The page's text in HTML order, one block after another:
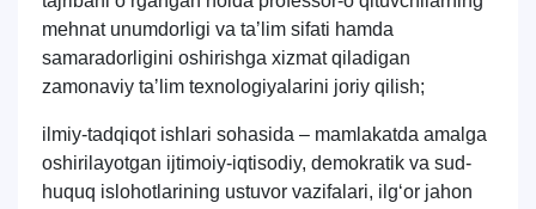
mehnat unumdorligi va taʼlim sifati hamda
samaradorligini oshirishga xizmat qiladigan
zamonaviy taʼlim texnologiyalarini joriy qilish;
ilmiy-tadqiqot ishlari sohasida – mamlakatda amalga
oshirilayotgan ijtimoiy-iqtisodiy, demokratik va sud-
huquq islohotlarining ustuvor vazifalari, ilg‘or jahon